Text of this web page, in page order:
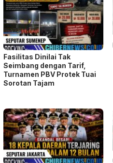
Fasilitas Dinilai Tak
Seimbang dengan Tarif,
Turnamen PBV Protek Tuai
Sorotan Tajam